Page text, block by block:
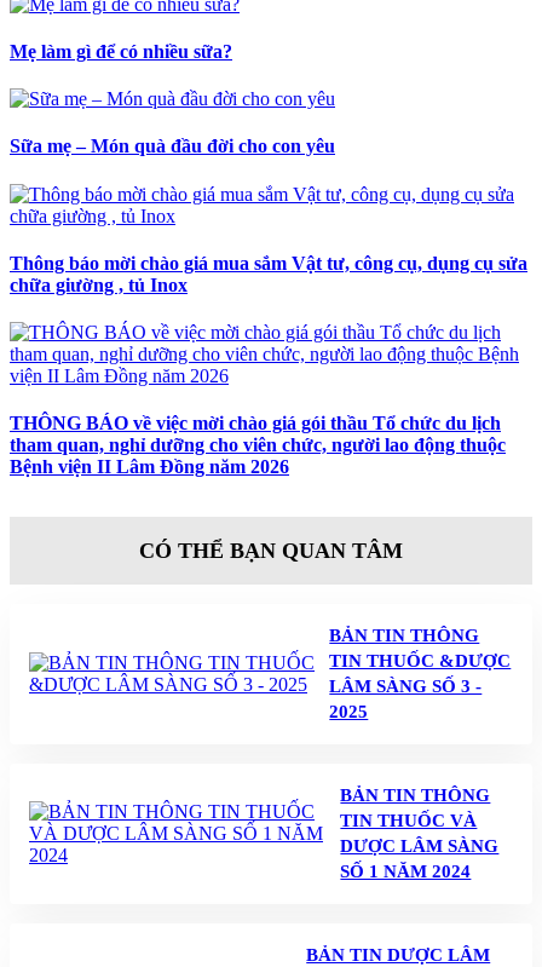
Mẹ làm gì để có nhiều sữa?
Sữa mẹ – Món quà đầu đời cho con yêu
Thông báo mời chào giá mua sắm Vật tư, công cụ, dụng cụ sửa
chữa giường , tủ Inox
THÔNG BÁO về việc mời chào giá gói thầu Tổ chức du lịch
tham quan, nghỉ dưỡng cho viên chức, người lao động thuộc
Bệnh viện II Lâm Đồng năm 2026
CÓ THỂ BẠN QUAN TÂM
BẢN TIN THÔNG
TIN THUỐC &DƯỢC
LÂM SÀNG SỐ 3 -
2025
BẢN TIN THÔNG
TIN THUỐC VÀ
DƯỢC LÂM SÀNG
SỐ 1 NĂM 2024
BẢN TIN DƯỢC LÂM